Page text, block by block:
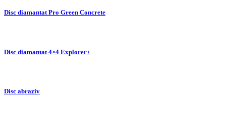
Disc diamantat Pro Green Concrete
Disc diamantat 4×4 Explorer+
Disc abraziv